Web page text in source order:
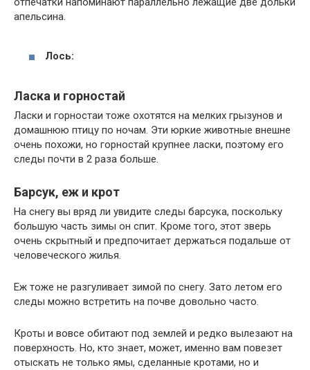
апельсина.
Лось:
Ласка и горностай
Ласки и горностаи тоже охотятся на мелких грызунов и
домашнюю птицу по ночам. Эти юркие животные внешне
очень похожи, но горностай крупнее ласки, поэтому его
следы почти в 2 раза больше.
Барсук, еж и крот
На снегу вы вряд ли увидите следы барсука, поскольку
большую часть зимы он спит. Кроме того, этот зверь
очень скрытный и предпочитает держаться подальше от
человеческого жилья.
Еж тоже не разгуливает зимой по снегу. Зато летом его
следы можно встретить на почве довольно часто.
Кроты и вовсе обитают под землей и редко вылезают на
поверхность. Но, кто знает, может, именно вам повезет
отыскать не только ямы, сделанные кротами, но и